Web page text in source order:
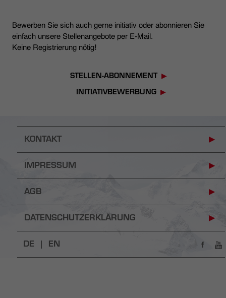
Bewerben Sie sich auch gerne initiativ oder abonnieren Sie
einfach unsere Stellenangebote per E-Mail.
Keine Registrierung nötig!
STELLEN-ABONNEMENT
INITIATIVBEWERBUNG
KONTAKT
IMPRESSUM
AGB
DATENSCHUTZERKLÄRUNG
DE | EN